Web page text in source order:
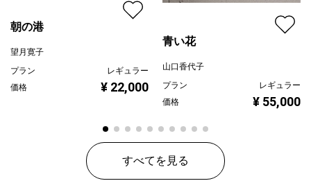
朝の港
望月寛子
プラン
レギュラー
価格
¥ 22,000
青い花
山口香代子
プラン
レギュラー
価格
¥ 55,000
すべてを見る